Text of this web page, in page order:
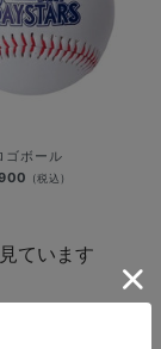
ゴボール
(税込)
ています